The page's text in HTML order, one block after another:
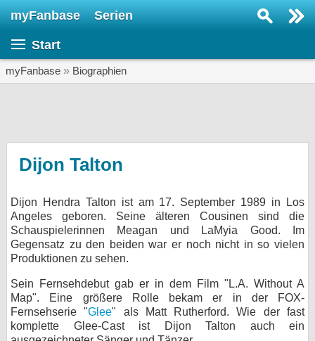
myFanbase Serien
Start
myFanbase » Biographien
Dijon Talton
Dijon Hendra Talton ist am 17. September 1989 in Los
Angeles geboren. Seine älteren Cousinen sind die
Schauspielerinnen Meagan und LaMyia Good. Im
Gegensatz zu den beiden war er noch nicht in so vielen
Produktionen zu sehen.
Sein Fernsehdebut gab er in dem Film "L.A. Without A
Map". Eine größere Rolle bekam er in der FOX-
Fernsehserie "Glee" als Matt Rutherford. Wie der fast
komplette Glee-Cast ist Dijon Talton auch ein
KULTUR
Specials
SERVICE
Forum
bei X